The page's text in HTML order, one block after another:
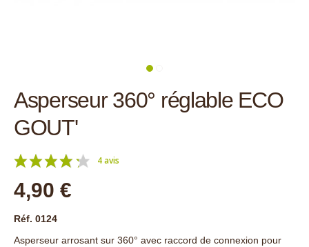
Asperseur 360° réglable ECO
GOUT'
4 avis
4,90 €
Réf. 0124
Asperseur arrosant sur 360° avec raccord de connexion pour